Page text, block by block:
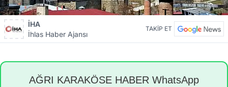
İHA
İhlas Haber Ajansı
TAKİP ET
AĞRI KARAKÖSE HABER WhatsApp